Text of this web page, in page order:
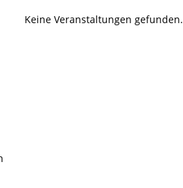
Keine Veranstaltungen gefunden.